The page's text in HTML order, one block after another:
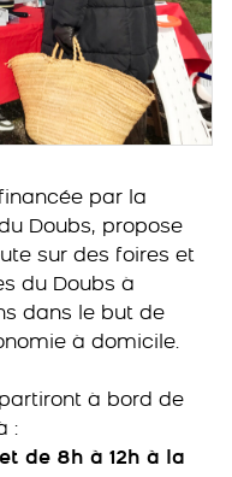
par la
Doubs, propose
sur des foires et
du Doubs à
dans le but de
à domicile.
à bord de
:
de 8h à 12h à la